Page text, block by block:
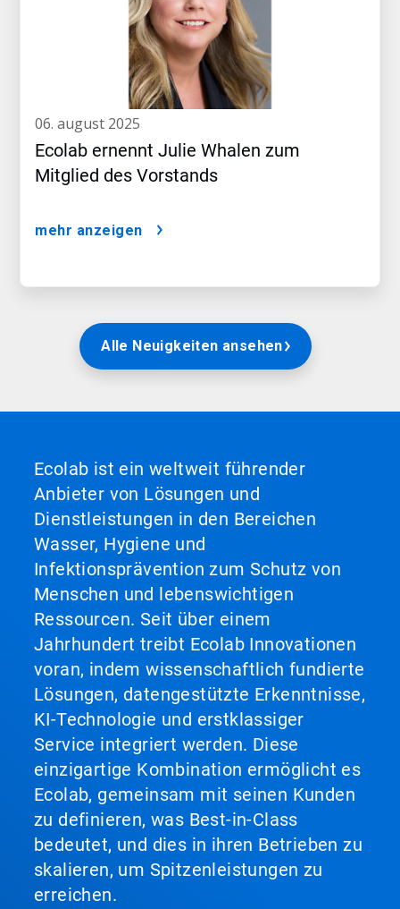
06. august 2025
Ecolab ernennt Julie Whalen zum
Mitglied des Vorstands
mehr anzeigen
Alle Neuigkeiten ansehen
Ecolab ist ein weltweit führender
Anbieter von Lösungen und
Dienstleistungen in den Bereichen
Wasser, Hygiene und
Infektionsprävention zum Schutz von
Menschen und lebenswichtigen
Ressourcen. Seit über einem
Jahrhundert treibt Ecolab Innovationen
voran, indem wissenschaftlich fundierte
Lösungen, datengestützte Erkenntnisse,
KI-Technologie und erstklassiger
Service integriert werden. Diese
einzigartige Kombination ermöglicht es
Ecolab, gemeinsam mit seinen Kunden
zu definieren, was Best-in-Class
bedeutet, und dies in ihren Betrieben zu
skalieren, um Spitzenleistungen zu
erreichen.